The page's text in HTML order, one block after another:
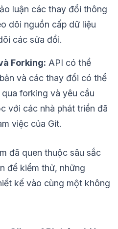
luận các thay đổi thông
dõi nguồn cấp dữ liệu
các sửa đổi.
Forking: API có thể
và các thay đổi có thể
forking và yêu cầu
với các nhà phát triển đã
việc của Git.
đã quen thuộc sâu sắc
để kiểm thử, những
kế vào cùng một không